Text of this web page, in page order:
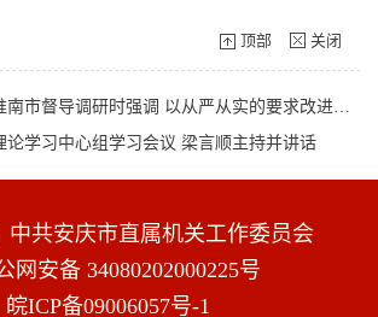
顶部 关闭
上一条：梁言顺在淮南市督导调研时强调 以从严从实的要求改进作风优化环境 把学习教育成果转化为推动高质量发展成效
论学习中心组学习会议 梁言顺主持并讲话
中共安庆市直属机关工作委员会
网安备 34080202000225号
皖ICP备09006057号-1